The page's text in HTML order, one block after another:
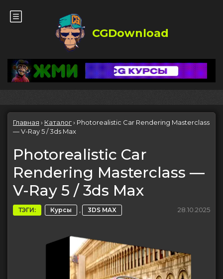
CGDownload
Главная › Каталог› Photorealistic Car Rendering Masterclass
— V-Ray 5 / 3ds Max
Photorealistic Car
Rendering Masterclass —
V-Ray 5 / 3ds Max
ТЭГИ: Курсы , 3DS MAX 28.10.2025